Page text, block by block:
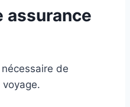
assurance
de